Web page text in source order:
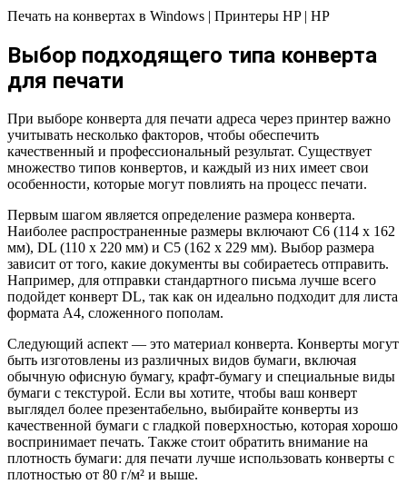
Печать на конвертах в Windows | Принтеры HP | HP
Выбор подходящего типа конверта
для печати
При выборе конверта для печати адреса через принтер важно
учитывать несколько факторов, чтобы обеспечить
качественный и профессиональный результат. Существует
множество типов конвертов, и каждый из них имеет свои
особенности, которые могут повлиять на процесс печати.
Первым шагом является определение размера конверта.
Наиболее распространенные размеры включают C6 (114 x 162
мм), DL (110 x 220 мм) и C5 (162 x 229 мм). Выбор размера
зависит от того, какие документы вы собираетесь отправить.
Например, для отправки стандартного письма лучше всего
подойдет конверт DL, так как он идеально подходит для листа
формата A4, сложенного пополам.
Следующий аспект — это материал конверта. Конверты могут
быть изготовлены из различных видов бумаги, включая
обычную офисную бумагу, крафт-бумагу и специальные виды
бумаги с текстурой. Если вы хотите, чтобы ваш конверт
выглядел более презентабельно, выбирайте конверты из
качественной бумаги с гладкой поверхностью, которая хорошо
воспринимает печать. Также стоит обратить внимание на
плотность бумаги: для печати лучше использовать конверты с
плотностью от 80 г/м² и выше.